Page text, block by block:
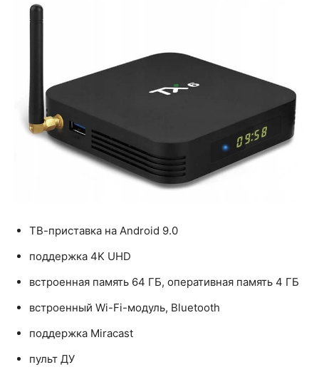
ТВ-приставка на Android 9.0
поддержка 4K UHD
встроенная память 64 ГБ, оперативная память 4 ГБ
встроенный Wi-Fi-модуль, Bluetooth
поддержка Miracast
пульт ДУ